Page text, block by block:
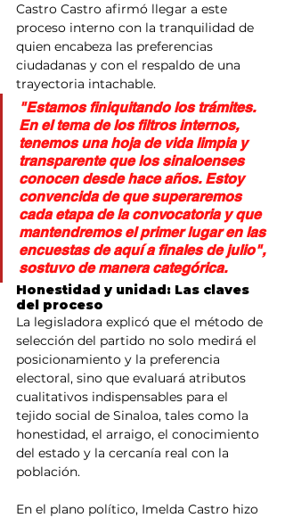
Castro Castro afirmó llegar a este
proceso interno con la tranquilidad de
quien encabeza las preferencias
ciudadanas y con el respaldo de una
trayectoria intachable.
​"Estamos finiquitando los trámites.
En el tema de los filtros internos,
tenemos una hoja de vida limpia y
transparente que los sinaloenses
conocen desde hace años. Estoy
convencida de que superaremos
cada etapa de la convocatoria y que
mantendremos el primer lugar en las
encuestas de aquí a finales de julio",
sostuvo de manera categórica.
​Honestidad y unidad: Las claves
del proceso
​La legisladora explicó que el método de
selección del partido no solo medirá el
posicionamiento y la preferencia
electoral, sino que evaluará atributos
cualitativos indispensables para el
tejido social de Sinaloa, tales como la
honestidad, el arraigo, el conocimiento
del estado y la cercanía real con la
población.
​En el plano político, Imelda Castro hizo